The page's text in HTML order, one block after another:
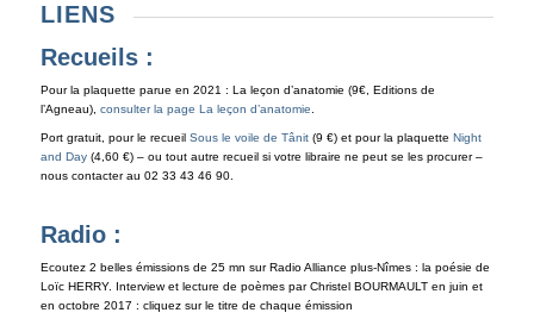
LIENS
Recueils :
Pour la plaquette parue en 2021 : La leçon d’anatomie (9€, Editions de
l’Agneau), consulter la page La leçon d’anatomie
Port gratuit, pour le recueil Sous le voile de Tânit(9 €) et pour la plaquette Night
and Day(4,60 €) – ou tout autre recueil si votre libraire ne peut se les procurer –
nous contacter au 02 33 43 46 90.
Radio :
Ecoutez 2 belles émissions de 25 mn sur Radio Alliance plus-Nîmes : la poésie de
Loïc HERRY. Interview et lecture de poèmes par Christel BOURMAULT en juin et
en octobre 2017 : cliquez sur le titre de chaque émission